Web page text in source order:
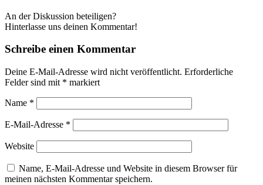
An der Diskussion beteiligen?
Hinterlasse uns deinen Kommentar!
Schreibe einen Kommentar
Deine E-Mail-Adresse wird nicht veröffentlicht. Erforderliche
Felder sind mit * markiert
Name *
E-Mail-Adresse *
Website
Name, E-Mail-Adresse und Website in diesem Browser für
meinen nächsten Kommentar speichern.